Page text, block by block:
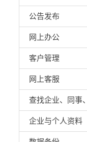
公告发布
网上办公
客户管理
网上客服
查找企业、同事
企业与个人资料